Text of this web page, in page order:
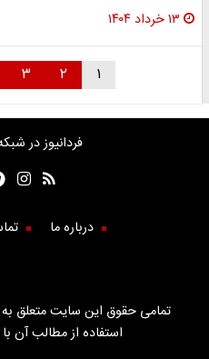
۱۳ خرداد ۱۴۰۴
۱ ۲ ۳
فردانیوز در
درباره ما
تمامی حقوق این سایت متعلق به
استفاده از مطالب آن